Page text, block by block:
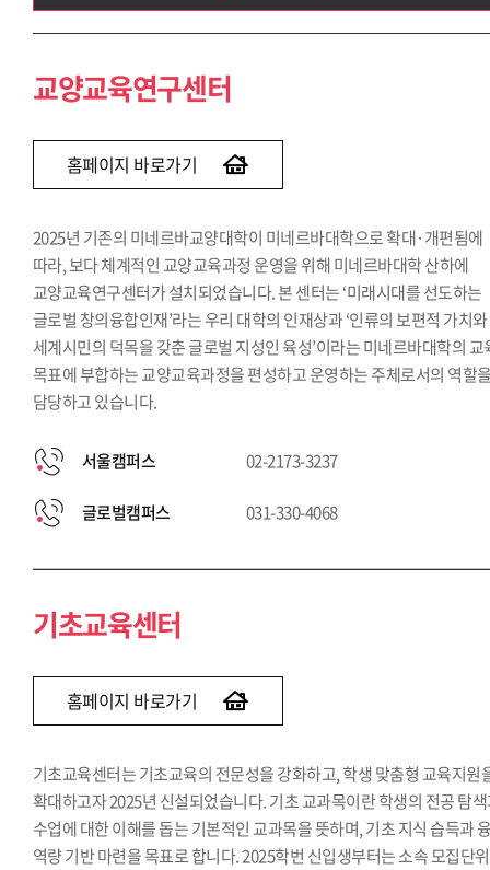
교양교육연구센터
외국어교육센터
자유전공학부
교양교육연구센터
홈페이지 바로가기
2025년 기존의 미네르바교양대학이 미네르바대학으로 확대·개편됨에
따라, 보다 체계적인 교양교육과정 운영을 위해 미네르바대학 산하에
교양교육연구센터가 설치되었습니다. 본 센터는 ‘미래시대를 선도하는
글로벌 창의융합인재’라는 우리 대학의 인재상과 ‘인류의 보편적 가치와
세계시민의 덕목을 갖춘 글로벌 지성인 육성’이라는 미네르바대학의 교
목표에 부합하는 교양교육과정을 편성하고 운영하는 주체로서의 역할
담당하고 있습니다.
서울캠퍼스 02-2173-3237
글로벌캠퍼스 031-330-4068
기초교육센터
홈페이지 바로가기
기초교육센터는 기초교육의 전문성을 강화하고, 학생 맞춤형 교육지원
확대하고자 2025년 신설되었습니다. 기초 교과목이란 학생의 전공 탐
수업에 대한 이해를 돕는 기본적인 교과목을 뜻하며, 기초 지식 습득과
역량 기반 마련을 목표로 합니다. 2025학번 신입생부터는 소속 모집단